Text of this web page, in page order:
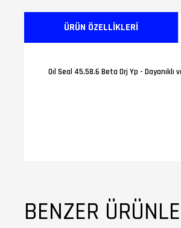
ÜRÜN ÖZELLIKLERI
Oıl Seal 45.58.6 Beta Orj Yp -
BENZER